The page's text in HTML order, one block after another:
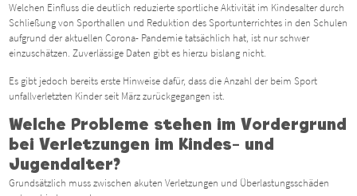
Welchen Einfluss die deutlich reduzierte sportliche Aktivität im Kindesalter durch
Schließung von Sporthallen und Reduktion des Sportunterrichtes in den Schulen
aufgrund der aktuellen Corona- Pandemie tatsächlich hat, ist nur schwer
einzuschätzen. Zuverlässige Daten gibt es hierzu bislang nicht.
Es gibt jedoch bereits erste Hinweise dafür, dass die Anzahl der beim Sport
unfallverletzten Kinder seit März zurückgegangen ist.
Welche Probleme stehen im Vordergrund
bei Verletzungen im Kindes- und
Jugendalter?
Grundsätzlich muss zwischen akuten Verletzungen und Überlastungsschäden